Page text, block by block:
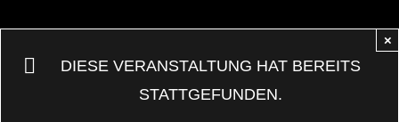
DIESE VERANSTALTUNG HAT BEREITS
STATTGEFUNDEN.
×